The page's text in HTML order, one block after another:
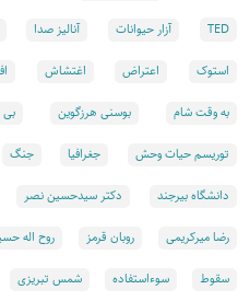
TED آزار حیوانات آنالیز صدا
استوک اعتراض اغتشاش
به وقت شام بوسنی هرزگوین بی
توریسم حیات وحش جغرافیا جنگ
دانشگاه بیرجند دکتر سیدحسین نصر
رضا میرکریمی روبان قرمز روح اله
سقوط سوءاستفاده شمس تبریزی